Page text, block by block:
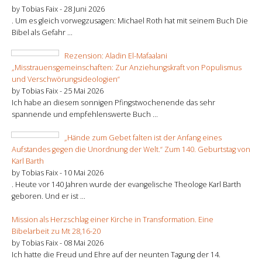
by Tobias Faix -28 Juni 2026
. Um es gleich vorwegzusagen: Michael Roth hat mit seinem Buch Die
Bibel als Gefahr ...
Rezension: Aladin El-Mafaalani
„Misstrauensgemeinschaften: Zur Anziehungskraft von Populismus
und Verschwörungsideologien“
by Tobias Faix -25 Mai 2026
Ich habe an diesem sonnigen Pfingstwochenende das sehr
spannende und empfehlenswerte Buch ...
„Hände zum Gebet falten ist der Anfang eines
Aufstandes gegen die Unordnung der Welt.“ Zum 140. Geburtstag von
Karl Barth
by Tobias Faix - 10 Mai 2026
. Heute vor 140 Jahren wurde der evangelische Theologe Karl Barth
geboren. Und er ist ...
Mission als Herzschlag einer Kirche in Transformation. Eine
Bibelarbeit zu Mt 28,16-20
by Tobias Faix - 08 Mai 2026
Ich hatte die Freud und Ehre auf der neunten Tagung der 14.